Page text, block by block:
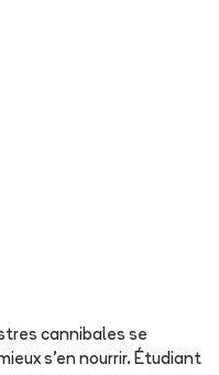
cannibales se
s'en nourrir. Étudiant